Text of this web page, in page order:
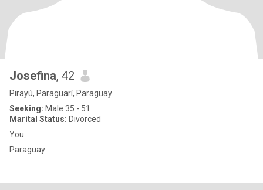
Josefina, 42
Pirayú, Paraguarí, Paraguay
Seeking: Male 35 - 51
Marital Status: Divorced
You
Paraguay